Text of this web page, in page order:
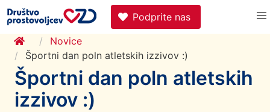
Podprite nas
Novice
Športni dan poln atletskih izzivov :)
Športni dan poln atletskih
izzivov :)